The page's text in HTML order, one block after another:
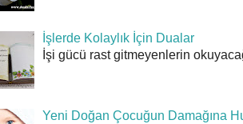
İşlerde Kolaylık İçin Dualar
İşi gücü rast gitmeyenlerin
Yeni Doğan Çocuğun Damağına